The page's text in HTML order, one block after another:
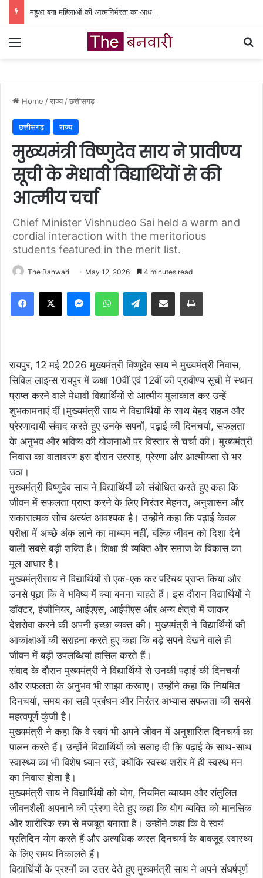
Menu
Home /राज्य /छत्तीसगढ़
छत्तीसगढ़ राज्य
मुख्यमंत्री विष्णुदेव साय ने प्रावीण्य
सूची के मेधावी विद्यार्थियों से की
आत्मीय चर्चा
Chief Minister Vishnudeo Sai held a warm and
cordial interaction with the meritorious
students featured in the merit list.
The Banwari May 12, 2026 4 minutes read
Facebook
X MessengerWhatsAppTelegramShare via Email Print
रायपुर, 12 मई 2026 मुख्यमंत्री विष्णुदेव साय ने मुख्यमंत्री निवास,
सिविल लाइन्स रायपुर में कक्षा 10वीं एवं 12वीं की प्रावीण्य सूची में स्थान
प्राप्त करने वाले मेधावी विद्यार्थियों से आत्मीय मुलाकात कर उन्हें
शुभकामनाएं दीं।मुख्यमंत्री साय ने विद्यार्थियों के साथ बेहद सहज और
प्रेरणादायी संवाद करते हुए उनके सपनों, पढ़ाई की दिनचर्या, सफलता
के अनुभव और भविष्य की योजनाओं पर विस्तार से चर्चा की। मुख्यमंत्री
निवास का वातावरण इस दौरान उत्साह, प्रेरणा और आत्मीयता से भर
उठा।
मुख्यमंत्री विष्णुदेव साय ने विद्यार्थियों को संबोधित करते हुए कहा कि
जीवन में सफलता प्राप्त करने के लिए निरंतर मेहनत, अनुशासन और
सकारात्मक सोच अत्यंत आवश्यक है। उन्होंने कहा कि पढ़ाई केवल
परीक्षा में अच्छे अंक लाने का माध्यम नहीं, बल्कि जीवन को दिशा देने
वाली सबसे बड़ी शक्ति है। शिक्षा ही व्यक्ति और समाज के विकास का
मूल आधार है।
मुख्यमंत्रीसाय ने विद्यार्थियों से एक-एक कर परिचय प्राप्त किया और
उनसे पूछा कि वे भविष्य में क्या बनना चाहते हैं। इस दौरान विद्यार्थियों ने
डॉक्टर, इंजीनियर, आईएएस, आईपीएस और अन्य क्षेत्रों में जाकर
देशसेवा करने की अपनी इच्छा व्यक्त की। मुख्यमंत्री ने विद्यार्थियों की
आकांक्षाओं की सराहना करते हुए कहा कि बड़े सपने देखने वाले ही
जीवन में बड़ी उपलब्धियां हासिल करते हैं।
संवाद के दौरान मुख्यमंत्री ने विद्यार्थियों से उनकी पढ़ाई की दिनचर्या
और सफलता के अनुभव भी साझा करवाए। उन्होंने कहा कि नियमित
दिनचर्या, समय का सही प्रबंधन और निरंतर अभ्यास सफलता की सबसे
महत्वपूर्ण कुंजी है।
मुख्यमंत्री ने कहा कि वे स्वयं भी अपने जीवन में अनुशासित दिनचर्या का
पालन करते हैं। उन्होंने विद्यार्थियों को सलाह दी कि पढ़ाई के साथ-साथ
स्वास्थ्य का भी विशेष ध्यान रखें, क्योंकि स्वस्थ शरीर में ही स्वस्थ मन
का निवास होता है।
मुख्यमंत्री साय ने विद्यार्थियों को योग, नियमित व्यायाम और संतुलित
जीवनशैली अपनाने की प्रेरणा देते हुए कहा कि योग व्यक्ति को मानसिक
और शारीरिक रूप से मजबूत बनाता है। उन्होंने कहा कि वे स्वयं
प्रतिदिन योग करते हैं और अत्यधिक व्यस्त दिनचर्या के बावजूद स्वास्थ्य
के लिए समय निकालते हैं।
विद्यार्थियों के प्रश्नों का उत्तर देते हुए मुख्यमंत्री साय ने अपने संघर्षपूर्ण